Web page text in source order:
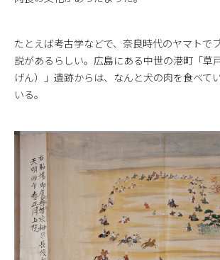
たとえば考古学などで、奈良時代のヤマトで
説があるらしい。広島にある中世の港町「草
げん）」遺跡からは、なんと犬の肉を食べて
いる。